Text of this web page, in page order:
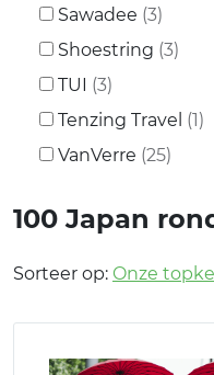
Sawadee (3)
Shoestring (3)
TUI (3)
Tenzing Travel (1)
VanVerre (25)
100 Japan
Sorteer op: Onze